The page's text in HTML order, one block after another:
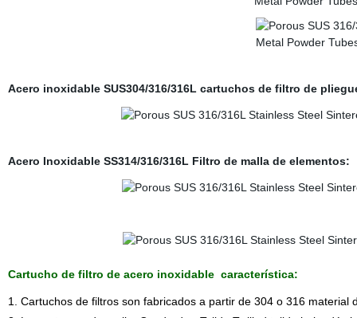
Acero inoxidable SUS304/316/316L cartuchos de filtro de
Acero Inoxidable SS314/316/316L Filtro de malla de elementos:
Cartucho de filtro de acero inoxidable característica:
1. Cartuchos de filtros son fabricados a partir de 304 o 316 material